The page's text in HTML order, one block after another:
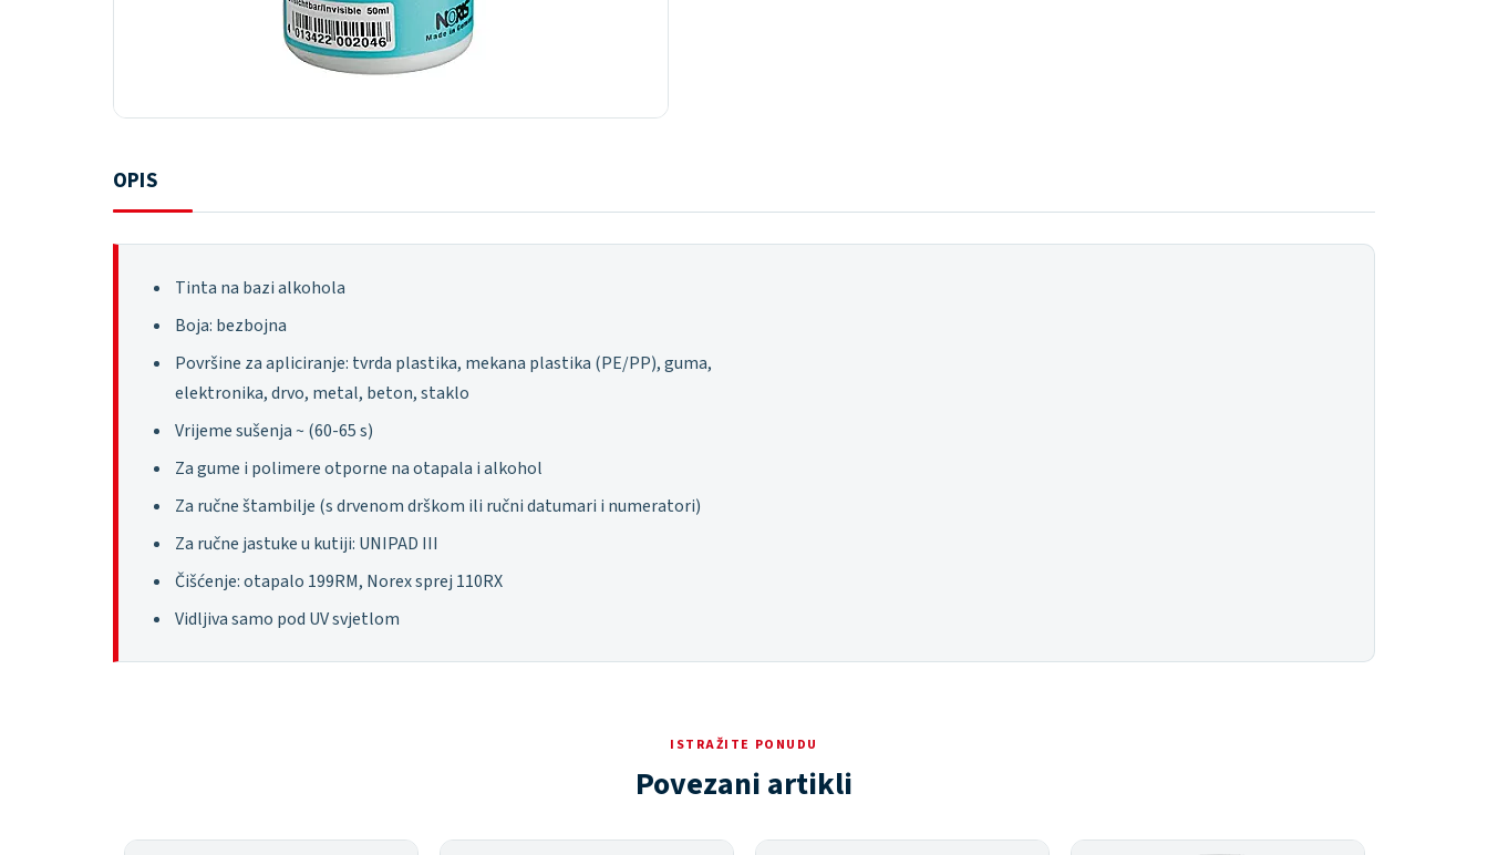
OPIS
Tinta na bazi alkohola
Boja: bezbojna
Površine za apliciranje: tvrda plastika, mekana plastika (PE/PP), guma,
elektronika, drvo, metal, beton, staklo
Vrijeme sušenja ~ (60-65 s)
Za gume i polimere otporne na otapala i alkohol
Za ručne štambilje (s drvenom drškom ili ručni datumari i numeratori)
Za ručne jastuke u kutiji: UNIPAD III
Čišćenje: otapalo 199RM, Norex sprej 110RX
Vidljiva samo pod UV svjetlom
ISTRAŽITE PONUDU
Povezani artikli